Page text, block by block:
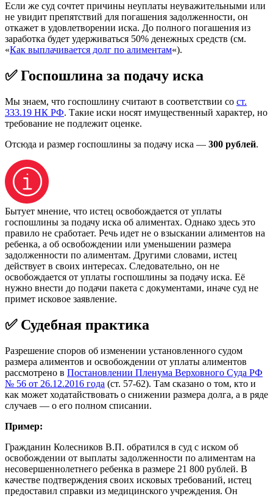
Если же суд сочтет причины неуплаты неуважительными или
не увидит препятствий для погашения задолженности, он
откажет в удовлетворении иска. До полного погашения из
заработка будет удерживаться 50% денежных средств (см.
«Как выплачивается долг по алиментам«).
✅ Госпошлина за подачу иска
Мы знаем, что госпошлину считают в соответствии со ст.
333.19 НК РФ. Такие иски носят имущественный характер, но
требование не подлежит оценке.
Отсюда и размер госпошлины за подачу иска — 300 рублей.
Бытует мнение, что истец освобождается от уплаты
госпошлины за подачу иска об алиментах. Однако здесь это
правило не сработает. Речь идет не о взыскании алиментов на
ребенка, а об освобождении или уменьшении размера
задолженности по алиментам. Другими словами, истец
действует в своих интересах. Следовательно, он не
освобождается от уплаты госпошлины за подачу иска. Её
нужно внести до подачи пакета с документами, иначе суд не
примет исковое заявление.
✅ Судебная практика
Разрешение споров об изменении установленного судом
размера алиментов и освобождении от уплаты алиментов
рассмотрено в Постановлении Пленума Верховного Суда РФ
№ 56 от 26.12.2016 года (ст. 57-62). Там сказано о том, кто и
как может ходатайствовать о снижении размера долга, а в ряде
случаев — о его полном списании.
Пример:
Гражданин Колесников В.П. обратился в суд с иском об
освобождении от выплаты задолженности по алиментам на
несовершеннолетнего ребенка в размере 21 800 рублей. В
качестве подтверждения своих исковых требований, истец
предоставил справки из медицинского учреждения. Он